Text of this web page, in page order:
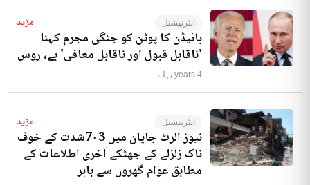
انٹرنیشنل مزید
بائیڈن کا پوٹن کو جنگی مجرم کہنا
'ناقابل قبول اور ناقابل معافی' ہے، روس
4 years پہلے
انٹرنیشنل مزید
نیوز الرٹ جاپان میں 7۰3شدت کے خوف
ناک زلزلے کے جھٹکے آخری اطلاعات کے
مطابق عوام گھروں سے باہر